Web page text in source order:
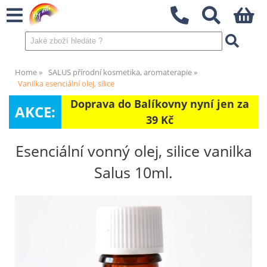
Home
SALUS přírodní kosmetika, aromaterapie
Vanilka esenciální olej, silice
AKCE:
Doprava do Balíkovny nyní jen za
39 Kč
Esenciální vonný olej, silice vanilka
Salus 10ml.